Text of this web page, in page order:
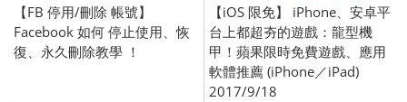
【FB 停用/刪除 帳號】
Facebook 如何 停止使用、恢
復、永久刪除教學 ！
【iOS 限免】 iPhone、安卓平
台上都超夯的遊戲：龍型機
甲！蘋果限時免費遊戲、應用
軟體推薦 (iPhone／iPad)
2017/9/18